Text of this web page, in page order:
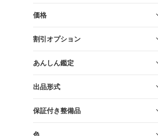
価格
割引オプション
あんしん鑑定
出品形式
保証付き整備品
色